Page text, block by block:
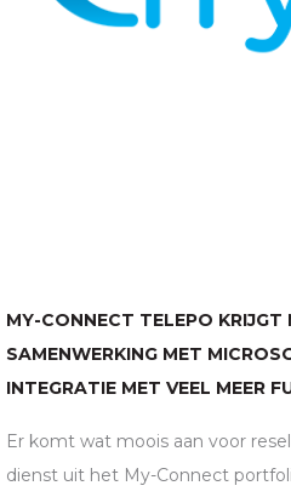
MY-CONNECT TELEPO
SAMENWERKING MET
INTEGRATIE MET VEEL MEER
Er komt wat moois aan voor
dienst uit het My-Connect